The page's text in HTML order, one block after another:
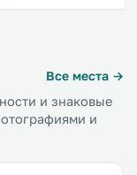
property.
Все места →
и знаковые
и